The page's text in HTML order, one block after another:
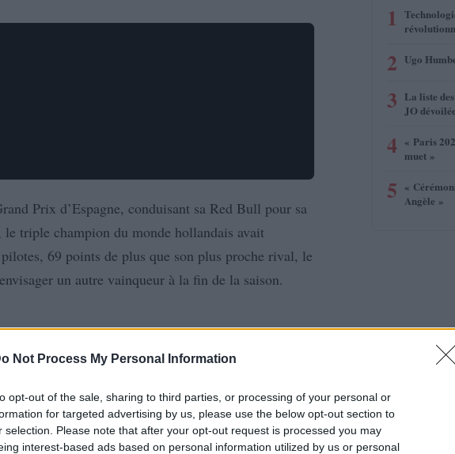
Not Process My Personal Information
opt-out of the sale, sharing to third parties, or processing of your personal or
for targeted advertising by us, please use the below opt-out section to
selection. Please note that after your opt-out request is processed you may
interest-based ads based on personal information utilized by us or personal
Prix d’Espagne, conduisant sa Red Bull pour sa
triple champion du monde hollandais avait
69 points de plus que son plus proche rival, le
un autre vainqueur à la fin de la saison.
1
2 Ugo
3 La liste
JO dévoilée
4 « Paris
muet »
5 «
Angèle »